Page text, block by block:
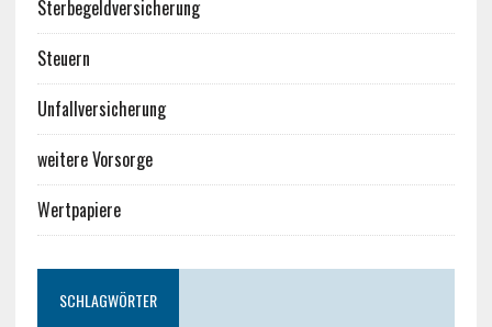
Sterbegeldversicherung
Steuern
Unfallversicherung
weitere Vorsorge
Wertpapiere
SCHLAGWÖRTER